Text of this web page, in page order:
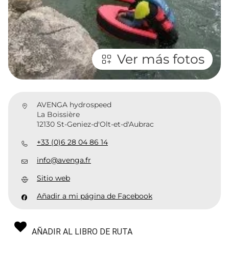
Ver más fotos
AVENGA hydrospeed
La Boissière
12130 St-Geniez-d'Olt-et-d'Aubrac
+33 (0)6 28 04 86 14
info@avenga.fr
Sitio web
Añadir a mi página de Facebook
AÑADIR AL LIBRO DE RUTA